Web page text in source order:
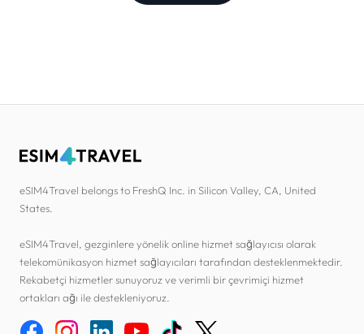
eSIM4Travel belongs to FreshQ Inc. in Silicon Valley, CA, United
States.
eSIM4Travel, gezginlere yönelik online hizmet sağlayıcısı olarak
telekomünikasyon hizmet sağlayıcıları tarafından desteklenmektedir.
Rekabetçi hizmetler sunuyoruz ve verimli bir çevrimiçi hizmet
ortakları ağı ile destekleniyoruz.